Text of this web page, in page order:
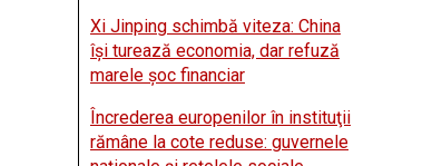
Xi Jinping schimbă viteza: China
îşi turează economia, dar refuză
marele şoc financiar
Încrederea europenilor în instituţii
rămâne la cote reduse: guvernele